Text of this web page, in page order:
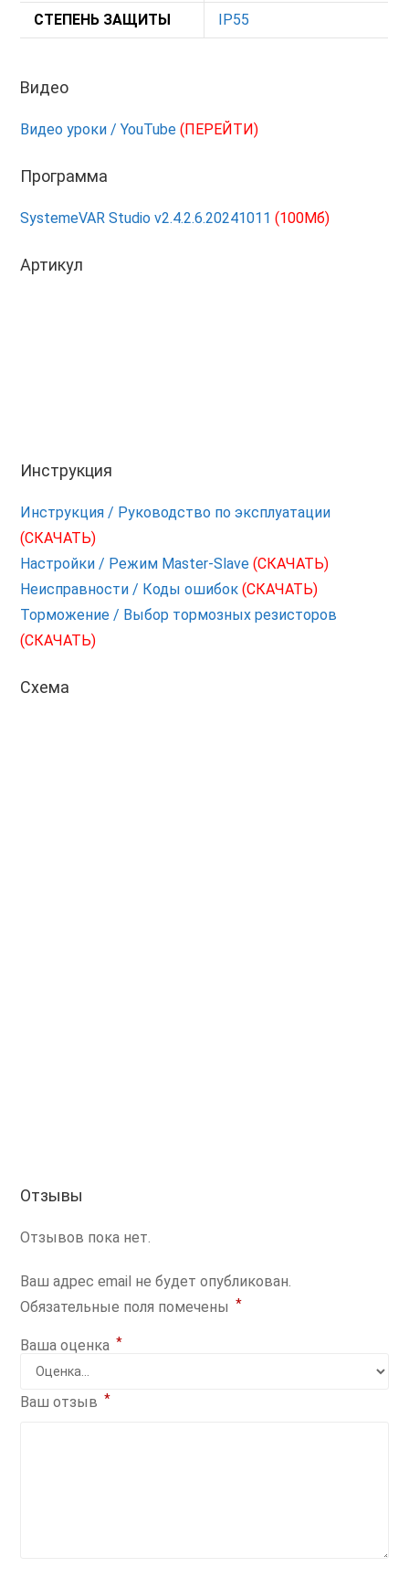
СТЕПЕНЬ ЗАЩИТЫ IP55
Видео
Видео уроки / YouTube(ПЕРЕЙТИ)
Программа
SystemeVAR Studio v2.4.2.6.20241011(100Мб)
Артикул
Инструкция
Инструкция / Руководство по эксплуатации
(СКАЧАТЬ)
Настройки / Режим Master-Slave(СКАЧАТЬ)
Неисправности / Коды ошибок(СКАЧАТЬ)
Торможение / Выбор тормозных резисторов
(СКАЧАТЬ)
Схема
Отзывы
Отзывов пока нет.
Ваш адрес email не будет опубликован.
Обязательные поля помечены *
Ваша оценка *
Ваш отзыв *